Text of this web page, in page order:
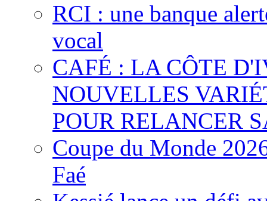
RCI : une banque
vocal
CAFÉ : LA CÔTE
NOUVELLES
POUR RELANCER
Coupe du Monde
Faé